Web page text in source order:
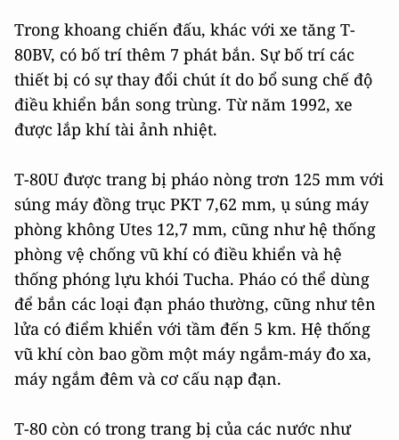
Trong khoang chiến đấu, khác với xe tăng T-
80BV, có bố trí thêm 7 phát bắn. Sự bố trí các
thiết bị có sự thay đổi chút ít do bổ sung chế độ
điều khiển bắn song trùng. Từ năm 1992, xe
được lắp khí tài ảnh nhiệt.
T-80U được trang bị pháo nòng trơn 125 mm với
súng máy đồng trục PKT 7,62 mm, ụ súng máy
phòng không Utes 12,7 mm, cũng như hệ thống
phòng vệ chống vũ khí có điều khiển và hệ
thống phóng lựu khói Tucha. Pháo có thể dùng
để bắn các loại đạn pháo thường, cũng như tên
lửa có điểm khiển với tầm đến 5 km. Hệ thống
vũ khí còn bao gồm một máy ngắm-máy đo xa,
máy ngắm đêm và cơ cấu nạp đạn.
T-80 còn có trong trang bị của các nước như